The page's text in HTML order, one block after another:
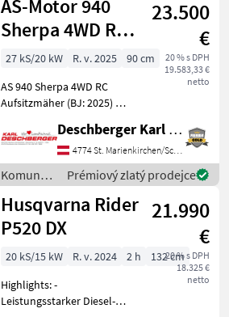
Iseki
AS-Motor 940
Sherpa 4WD RC
Aufsitzmäher
23.500
€
20 % s DPH
19.583,33 €
netto
27 kS/20 kW R. v. 2025
90 cm
AS 940 Sherpa 4WD RC
Aufsitzmäher (BJ: 2025) mit
getrennte
Kühlluftversorgung,
geschlossenes Mähdeck mit
Schnittbreite: 90 cm,
Schnitthöhe: 80 -
Deschberger Karl Landtechnik GesmbH & Co KG
4774 St. Marienkirchen/Schärding
Komunálne
stroje /
AS-Motor
Prémiový zlatý prodejce
Husqvarna Rider
P520 DX
21.990
€
20 % s DPH
18.325 €
netto
20 kS/15 kW R. v. 2024 2 h
132 cm
Highlights: -
Leistungsstarker Diesel-